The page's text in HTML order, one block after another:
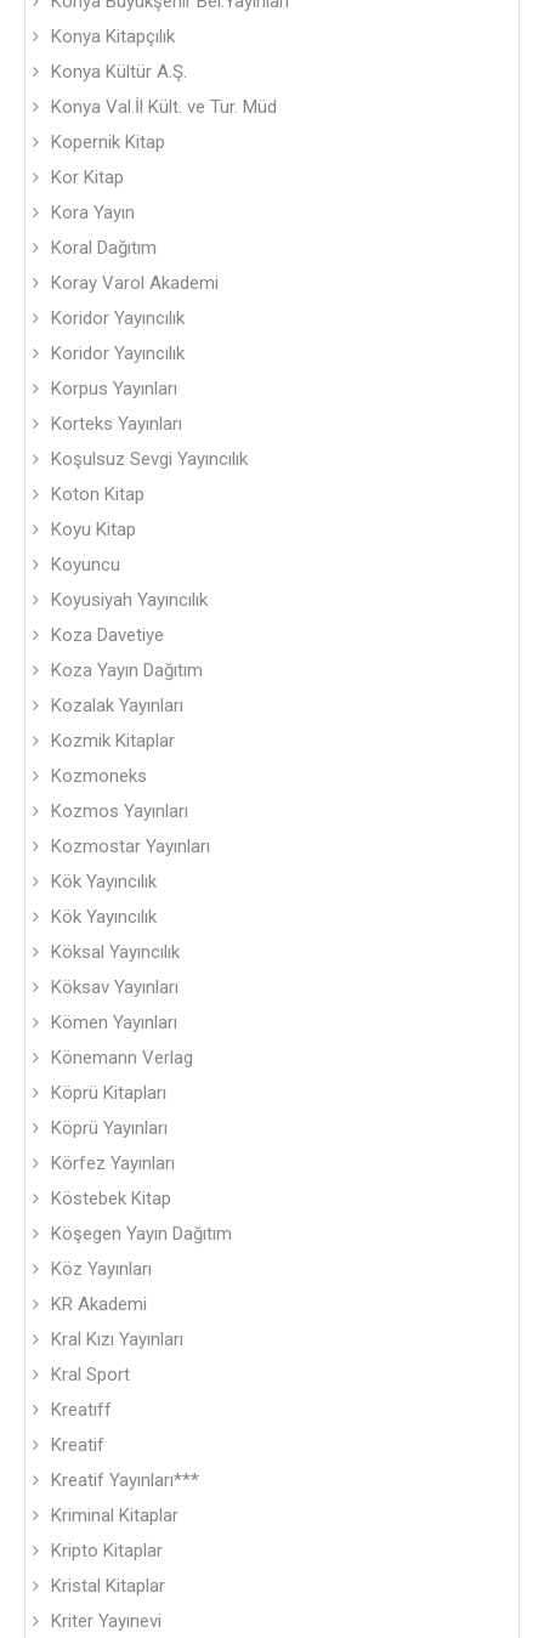
Konya Kitapçılık
Konya Kültür A.Ş.
Konya Val.İl Kült. ve Tur. Müd
Kopernik Kitap
Kor Kitap
Kora Yayın
Koral Dağıtım
Koray Varol Akademi
Koridor Yayıncılık
Koridor Yayıncılık
Korpus Yayınları
Korteks Yayınları
Koşulsuz Sevgi Yayıncılık
Koton Kitap
Koyu Kitap
Koyuncu
Koyusiyah Yayıncılık
Koza Davetiye
Koza Yayın Dağıtım
Kozalak Yayınları
Kozmik Kitaplar
Kozmoneks
Kozmos Yayınları
Kozmostar Yayınları
Kök Yayıncılık
Kök Yayıncılık
Köksal Yayıncılık
Köksav Yayınları
Kömen Yayınları
Könemann Verlag
Köprü Kitapları
Köprü Yayınları
Körfez Yayınları
Köstebek Kitap
Köşegen Yayın Dağıtım
Köz Yayınları
KR Akademi
Kral Kızı Yayınları
Kral Sport
Kreatıff
Kreatif
Kreatif Yayınları***
Kriminal Kitaplar
Kripto Kitaplar
Kristal Kitaplar
Kriter Yayınevi